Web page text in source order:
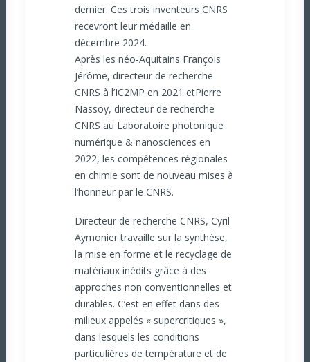
dernier. Ces trois inventeurs CNRS
recevront leur médaille en
décembre 2024.
Après les néo-Aquitains François
Jérôme, directeur de recherche
CNRS à l’IC2MP en 2021 etPierre
Nassoy, directeur de recherche
CNRS au Laboratoire photonique
numérique & nanosciences en
2022, les compétences régionales
en chimie sont de nouveau mises à
l’honneur par le CNRS.
Directeur de recherche CNRS, Cyril
Aymonier travaille sur la synthèse,
la mise en forme et le recyclage de
matériaux inédits grâce à des
approches non conventionnelles et
durables. C’est en effet dans des
milieux appelés « supercritiques »,
dans lesquels les conditions
particulières de température et de